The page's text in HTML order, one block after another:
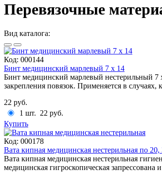
Перевязочные
Вид каталога:
Код: 000144
Бинт медицинский марлевый 7 х 14
Бинт медицинский марлевый нестерильный 7
закрепления повязок. Применяется в случаях,
22 руб.
1 шт. 22 руб.
Купить
Код: 000178
Вата кипная медицинская нестерильная по 20,
Вата кипная медицинская нестерильная
медицинская гигроскопическая запрессована